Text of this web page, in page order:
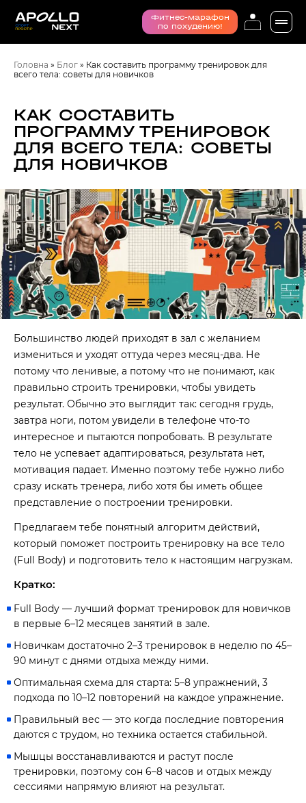
Фитнес-марафон
по похудению!
Головна » Блог » Как составить программу тренировок для
всего тела: советы для новичков
КАК СОСТАВИТЬ
ПРОГРАММУ ТРЕНИРОВОК
ДЛЯ ВСЕГО ТЕЛА: СОВЕТЫ
ДЛЯ НОВИЧКОВ
Большинство людей приходят в зал с желанием
измениться и уходят оттуда через месяц-два. Не
потому что ленивые, а потому что не понимают, как
правильно строить тренировки, чтобы увидеть
результат. Обычно это выглядит так: сегодня грудь,
завтра ноги, потом увидели в телефоне что-то
интересное и пытаются попробовать. В результате
тело не успевает адаптироваться, результата нет,
мотивация падает. Именно поэтому тебе нужно либо
сразу искать тренера, либо хотя бы иметь общее
представление о построении тренировки.
Предлагаем тебе понятный алгоритм действий,
который поможет построить тренировку на все тело
(Full Body) и подготовить тело к настоящим нагрузкам.
Кратко:
Full Body — лучший формат тренировок для новичков
в первые 6–12 месяцев занятий в зале.
Новичкам достаточно 2–3 тренировок в неделю по 45–
90 минут с днями отдыха между ними.
Оптимальная схема для старта: 5–8 упражнений, 3
подхода по 10–12 повторений на каждое упражнение.
Правильный вес — это когда последние повторения
даются с трудом, но техника остается стабильной.
Мышцы восстанавливаются и растут после
тренировки, поэтому сон 6–8 часов и отдых между
сессиями напрямую влияют на результат.